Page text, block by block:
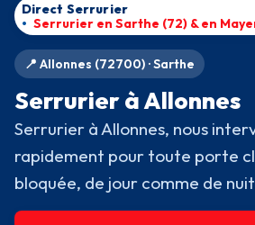
Direct Serrurier
Serrurier en Sarthe (72) & en
📍 Allonnes (72700) · Sarthe
Serrurier à Allonnes
Serrurier à Allonnes, nous
rapidement pour toute porte
bloquée, de jour comme de